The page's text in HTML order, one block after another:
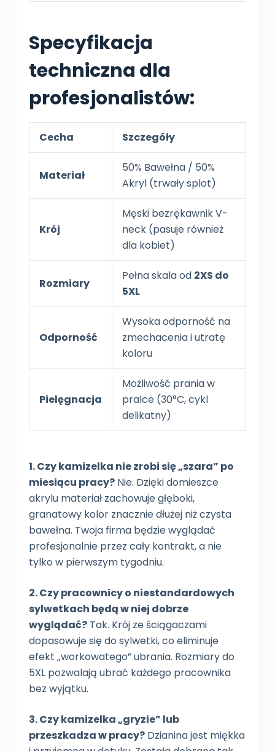
Specyfikacja
techniczna dla
profesjonalistów:
Cecha Szczegóły
Materiał
50% Bawełna / 50%
Akryl (trwały splot)
Krój
Męski bezrękawnik V-
neck (pasuje również
dla kobiet)
Rozmiary
Pełna skala od 2XS do
5XL
Odporność
Wysoka odporność na
zmechacenia i utratę
koloru
Pielęgnacja
Możliwość prania w
pralce (30°C, cykl
delikatny)
1. Czy kamizelka nie zrobi się „szara” po
miesiącu pracy?Nie. Dzięki domieszce
akrylu materiał zachowuje głęboki,
granatowy kolor znacznie dłużej niż czysta
bawełna. Twoja firma będzie wyglądać
profesjonalnie przez cały kontrakt, a nie
tylko w pierwszym tygodniu.
2. Czy pracownicy o niestandardowych
sylwetkach będą w niej dobrze
wyglądać?Tak. Krój ze ściągaczami
dopasowuje się do sylwetki, co eliminuje
efekt „workowatego” ubrania. Rozmiary do
5XL pozwalają ubrać każdego pracownika
bez wyjątku.
3. Czy kamizelka „gryzie” lub
przeszkadza w pracy?Dzianina jest miękka